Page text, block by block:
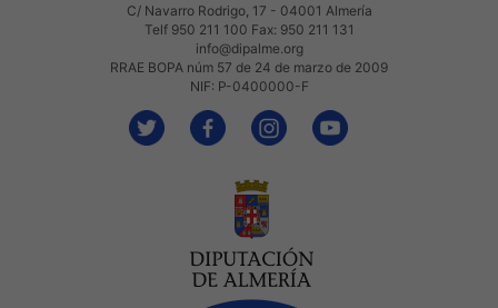
C/ Navarro Rodrigo, 17 - 04001 Almería
Telf 950 211 100 Fax: 950 211 131
info@dipalme.org
RRAE BOPA núm 57 de 24 de marzo de 2009
NIF: P-0400000-F